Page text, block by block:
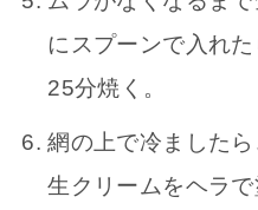
にスプーンで入れ
25分焼く。
網の上で冷ました
生クリームをヘラ